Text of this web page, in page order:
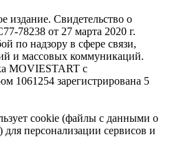
издание. Свидетельство о
78238 от 27 марта 2020 г.
по надзору в сфере связи,
и массовых коммуникаций.
MOVIESTART с
1061254 зарегистрирована 5
cookie (файлы с данными о
персонализации сервисов и